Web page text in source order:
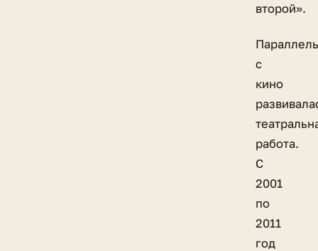
второй».
с
кино
работа.
С
2001
по
2011
год